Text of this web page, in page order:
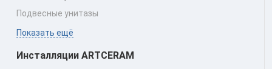
Подвесные унитазы
Показать ещё
Инсталляции ARTCERAM